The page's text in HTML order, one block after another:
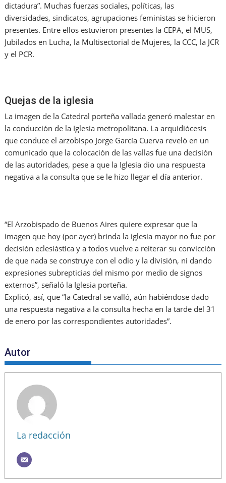
dictadura”. Muchas fuerzas sociales, políticas, las
diversidades, sindicatos, agrupaciones feministas se hicieron
presentes. Entre ellos estuvieron presentes la CEPA, el MUS,
Jubilados en Lucha, la Multisectorial de Mujeres, la CCC, la JCR
y el PCR.
Quejas de la iglesia
La imagen de la Catedral porteña vallada generó malestar en
la conducción de la Iglesia metropolitana. La arquidiócesis
que conduce el arzobispo Jorge García Cuerva reveló en un
comunicado que la colocación de las vallas fue una decisión
de las autoridades, pese a que la Iglesia dio una respuesta
negativa a la consulta que se le hizo llegar el día anterior.
“El Arzobispado de Buenos Aires quiere expresar que la
imagen que hoy (por ayer) brinda la iglesia mayor no fue por
decisión eclesiástica y a todos vuelve a reiterar su convicción
de que nada se construye con el odio y la división, ni dando
expresiones subrepticias del mismo por medio de signos
externos”, señaló la Iglesia porteña.
Explicó, así, que “la Catedral se valló, aún habiéndose dado
una respuesta negativa a la consulta hecha en la tarde del 31
de enero por las correspondientes autoridades”.
Autor
La redacción